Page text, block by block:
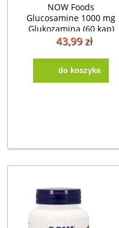
NOW Foods
Glucosamine 1000 mg
Glukozamina (60 kap)
43,99 zł
do koszyka